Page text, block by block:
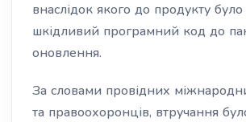
внаслідок якого до продукту
шкідливий програмний код до
оновлення.
За словами провідних
та правоохоронців, втручання